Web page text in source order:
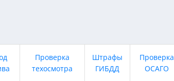
Проверка
техосмотра
Штрафы
ГИБДД
Проверка
ОСАГО